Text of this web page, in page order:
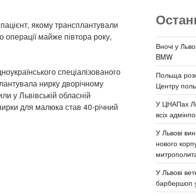
якому трансплантували
операції майже півтора року,
спеціалізованого
нирку дворічному
у Львівській обласній
для малюка став 40-річний
Вночі у
BMW
Польща
Центру
У ЦНАПах
всіх
У Львові
нового
У Львові
барбершоп